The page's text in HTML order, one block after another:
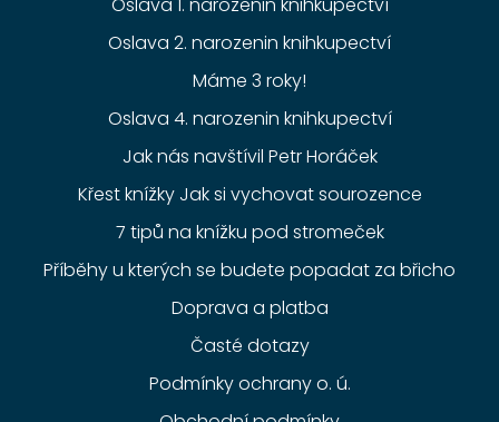
Oslava 1. narozenin knihkupectví
Oslava 2. narozenin knihkupectví
Máme 3 roky!
Oslava 4. narozenin knihkupectví
Jak nás navštívil Petr Horáček
Křest knížky Jak si vychovat sourozence
7 tipů na knížku pod stromeček
Příběhy u kterých se budete popadat za břicho
Doprava a platba
Časté dotazy
Podmínky ochrany o. ú.